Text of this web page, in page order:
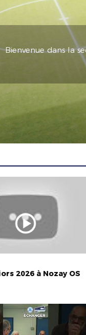
Bienvenue dans la
2026 à Nozay OS